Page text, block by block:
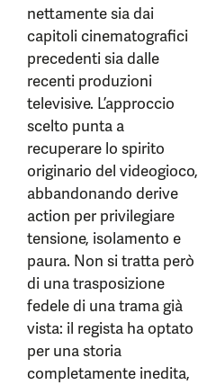
nettamente sia dai
capitoli cinematografici
precedenti sia dalle
recenti produzioni
televisive. L’approccio
scelto punta a
recuperare lo spirito
originario del videogioco,
abbandonando derive
action per privilegiare
tensione, isolamento e
paura. Non si tratta però
di una trasposizione
fedele di una trama già
vista: il regista ha optato
per una storia
completamente inedita,